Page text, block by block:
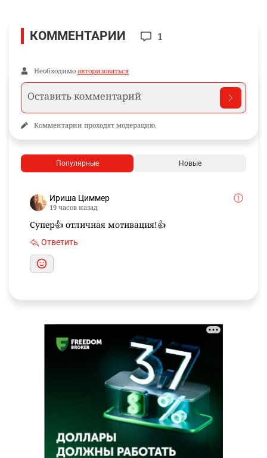
КОММЕНТАРИИ 1
Необходимо авторизоваться
Комментарии проходят модерацию.
Популярные Новые
Ириша Циммер
19 часов назад
Супер👍 отличная мотивация!👍
Ответить